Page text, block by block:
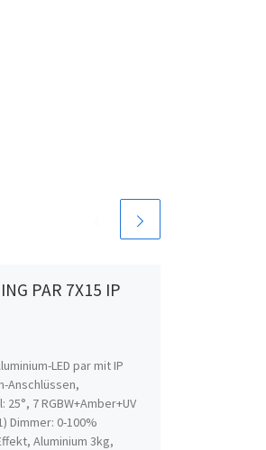
PAR 7X15 IP
LED par mit IP
Anschlüssen,
7 RGBW+Amber+UV
Dimmer: 0-100%
Aluminium 3kg,